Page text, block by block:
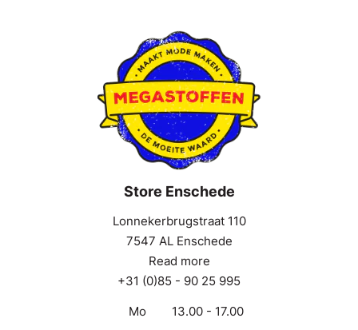
Store Enschede
Lonnekerbrugstraat 110
7547 AL Enschede
Read more
+31 (0)85 - 90 25 995
Mo
13.00 - 17.00